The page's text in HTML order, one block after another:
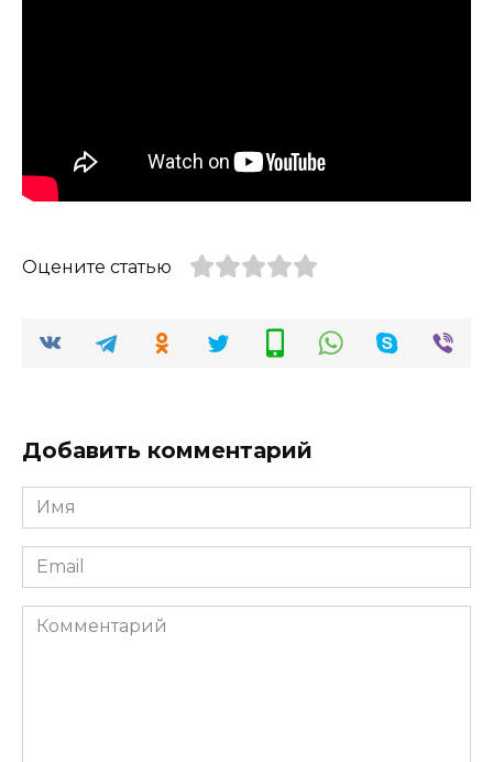
Оцените статью
Добавить комментарий
Имя
*
Email
*
Комментарий